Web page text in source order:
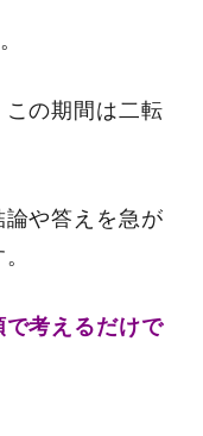
の期間は二転
や答えを急が
考えるだけで